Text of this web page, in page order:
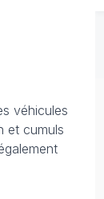
véhicules
et cumuls